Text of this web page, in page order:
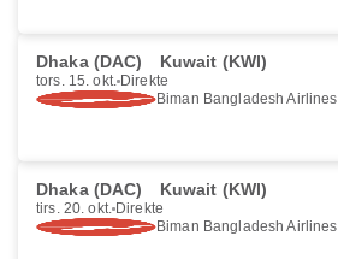
Dhaka (DAC) Kuwait (KWI)
tors. 15. okt. Direkte
Biman Bangladesh Airlines
Dhaka (DAC) Kuwait (KWI)
tirs. 20. okt. Direkte
Biman Bangladesh Airlines